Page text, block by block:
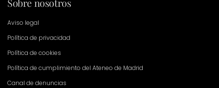
Sobre nosotros
Aviso legal
Política de privacidad
Política de cookies
Política de cumplimiento del Ateneo de Madrid
Canal de denuncias